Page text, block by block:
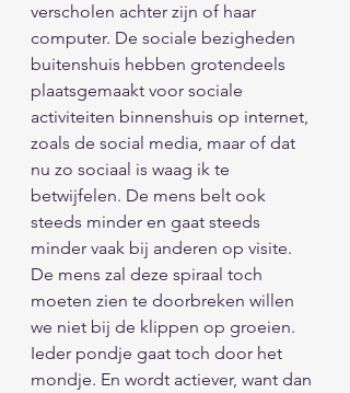
verscholen achter zijn of haar
computer. De sociale bezigheden
buitenshuis hebben grotendeels
plaatsgemaakt voor sociale
activiteiten binnenshuis op internet,
zoals de social media, maar of dat
nu zo sociaal is waag ik te
betwijfelen. De mens belt ook
steeds minder en gaat steeds
minder vaak bij anderen op visite.
De mens zal deze spiraal toch
moeten zien te doorbreken willen
we niet bij de klippen op groeien.
Ieder pondje gaat toch door het
mondje. En wordt actiever, want dan